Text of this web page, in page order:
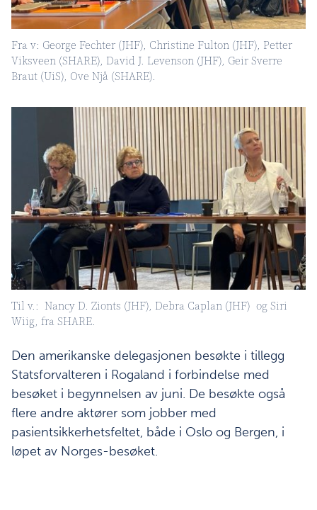
Fra v: George Fechter (JHF), Christine Fulton (JHF), Petter
Viksveen (SHARE), David J. Levenson (JHF), Geir Sverre
Braut (UiS), Ove Njå (SHARE).
Til v.: Nancy D. Zionts (JHF), Debra Caplan (JHF) og Siri
Wiig, fra SHARE.
Den amerikanske delegasjonen besøkte i tillegg
Statsforvalteren i Rogaland i forbindelse med
besøket i begynnelsen av juni. De besøkte også
flere andre aktører som jobber med
pasientsikkerhetsfeltet, både i Oslo og Bergen, i
løpet av Norges-besøket.